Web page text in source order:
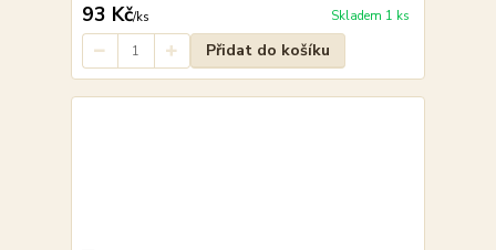
93 Kč/ks Skladem 1 ks
Přidat do košíku